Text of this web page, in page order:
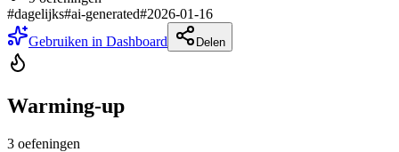
#dagelijks#ai-generated#2026-01-16
Gebruiken in Dashboard
Delen
Warming-up
3 oefeningen